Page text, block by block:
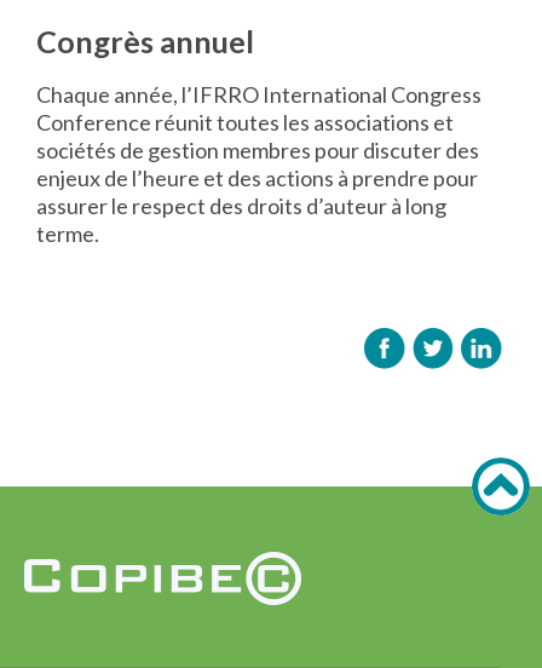
Congrès annuel
Chaque année, l’IFRRO International Congress
Conference réunit toutes les associations et
sociétés de gestion membres pour discuter des
enjeux de l’heure et des actions à prendre pour
assurer le respect des droits d’auteur à long
terme.